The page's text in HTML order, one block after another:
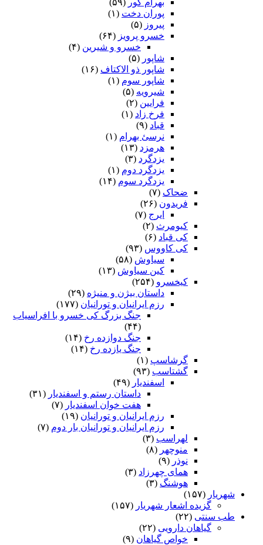
پوران دخت (۱)
پیروز (۵)
خسرو پرویز (۶۴)
خسرو و شیرین (۴)
شاپور (۵)
شاپور ذو الاکتاف (۱۶)
شاپور سوم‏ (۱)
شیرویه (۵)
فرایین (۲)
فرخ زاد (۱)
قباد (۹)
نرسئ بهرام‏ (۱)
هرمزد (۱۳)
یزدگرد (۳)
یزدگرد دوم (۱)
یزدگرد سوم (۱۴)
ضحاک (۷)
فریدون (۲۶)
ایرج (۷)
کیومرث (۲)
کی قباد (۶)
کی کاووس (۹۳)
سیاوش (۵۸)
کین سیاوش (۱۳)
کیخسرو (۲۵۴)
داستان بیژن و منیژه (۲۹)
رزم ایرانیان و تورانیان (۱۷۷)
جنگ بزرگ کی خسرو با افراسیاب
(۴۴)
جنگ دوازده رخ (۱۴)
جنگ یازده رخ (۱۴)
گرشاسپ (۱)
گشتاسب (۹۳)
اسفندیار (۴۹)
داستان رستم و اسفندیار (۳۱)
هفت خوان اسفندیار (۷)
رزم ایرانیان و تورانیان (۱۹)
رزم ایرانیان و تورانیان بار دوم (۷)
لهراسب (۳)
منوچهر (۸)
نوذر (۹)
هماى چهرزاد (۳)
هوشنگ (۳)
شهریار (۱۵۷)
گزیده اشعار شهریار (۱۵۷)
طب سنتی (۲۲)
گیاهان دارویی (۲۲)
خواص گیاهان (۹)